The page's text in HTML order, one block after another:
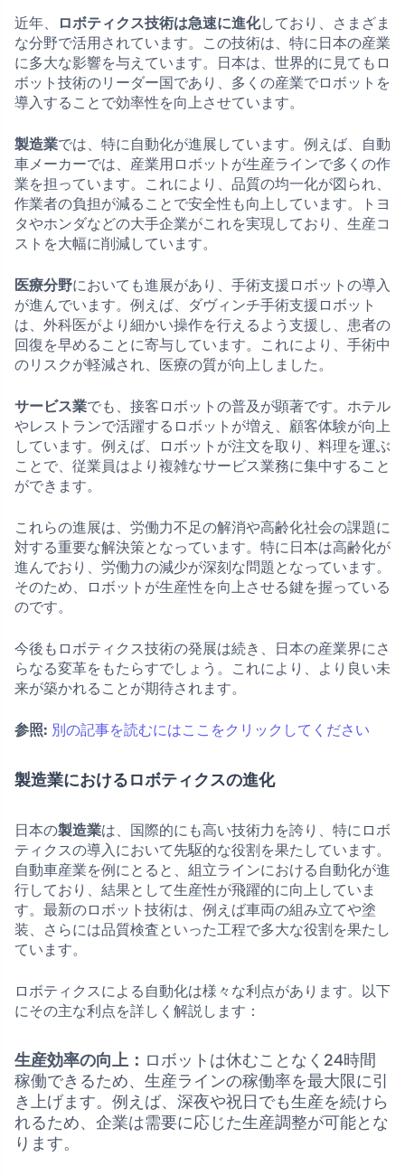
近年、 ロボティクス技術は急速に進化しており、さまざま
な分野で活用されています。この技術は、特に日本の産業
に多大な影響を与えています。日本は、世界的に見てもロ
ボット技術のリーダー国であり、多くの産業でロボットを
導入することで効率性を向上させています。
製造業では、特に自動化が進展しています。例えば、自動
車メーカーでは、産業用ロボットが生産ラインで多くの作
業を担っています。これにより、品質の均一化が図られ、
作業者の負担が減ることで安全性も向上しています。トヨ
タやホンダなどの大手企業がこれを実現しており、生産コ
ストを大幅に削減しています。
医療分野においても進展があり、手術支援ロボットの導入
が進んでいます。例えば、ダヴィンチ手術支援ロボット
は、外科医がより細かい操作を行えるよう支援し、患者の
回復を早めることに寄与しています。これにより、手術中
のリスクが軽減され、医療の質が向上しました。
サービス業でも、接客ロボットの普及が顕著です。ホテル
やレストランで活躍するロボットが増え、顧客体験が向上
しています。例えば、ロボットが注文を取り、料理を運ぶ
ことで、従業員はより複雑なサービス業務に集中すること
ができます。
これらの進展は、労働力不足の解消や高齢化社会の課題に
対する重要な解決策となっています。特に日本は高齢化が
進んでおり、労働力の減少が深刻な問題となっています。
そのため、ロボットが生産性を向上させる鍵を握っている
のです。
今後もロボティクス技術の発展は続き、日本の産業界にさ
らなる変革をもたらすでしょう。これにより、より良い未
来が築かれることが期待されます。
参照: 別の記事を読むにはここをクリックしてください
製造業におけるロボティクスの進化
日本の製造業は、国際的にも高い技術力を誇り、特にロボ
ティクスの導入において先駆的な役割を果たしています。
自動車産業を例にとると、組立ラインにおける自動化が進
行しており、結果として生産性が飛躍的に向上していま
す。最新のロボット技術は、例えば車両の組み立てや塗
装、さらには品質検査といった工程で多大な役割を果たし
ています。
ロボティクスによる自動化は様々な利点があります。以下
にその主な利点を詳しく解説します：
生産効率の向上： ロボットは休むことなく24時間
稼働できるため、生産ラインの稼働率を最大限に引
き上げます。例えば、深夜や祝日でも生産を続けら
れるため、企業は需要に応じた生産調整が可能とな
ります。